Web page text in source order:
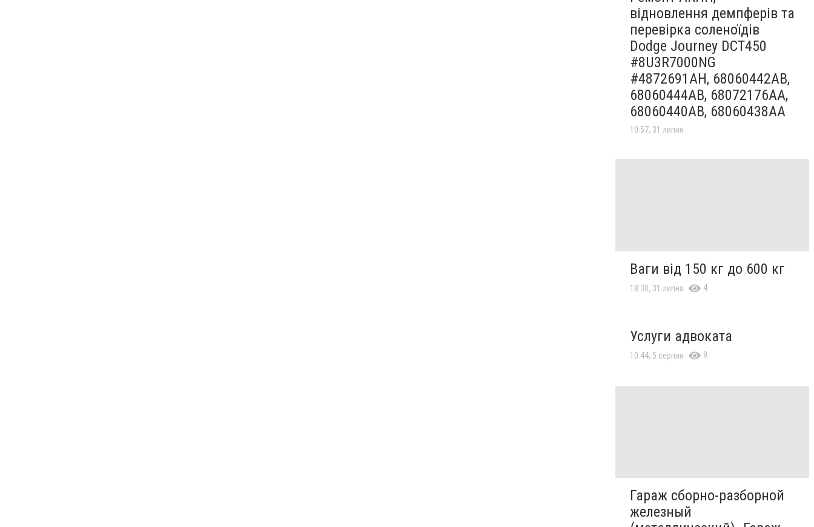
відновлення демпферів та
перевірка соленоїдів
Dodge Journey DCT450
#8U3R7000NG
#4872691AH, 68060442AB,
68060444AB, 68072176AA,
68060440AB, 68060438AA
10:57, 31 липня
Ваги від 150 кг до 600 кг
18:30, 31 липня 4
Услуги адвоката
10:44, 5 серпня 9
Гараж сборно-разборной
железный